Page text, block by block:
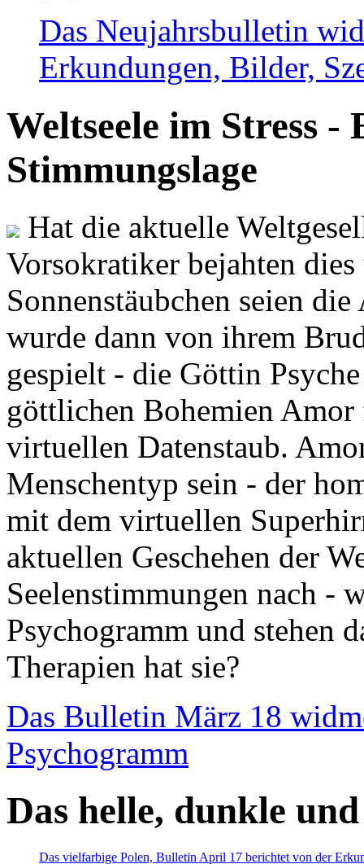
Das Neujahrsbulletin
Erkundungen, Bilder,
Weltseele im Stress -
Stimmungslage
Hat die aktuelle
Vorsokratiker bejahten
Sonnenstäubchen seien
wurde dann von ihrem
gespielt - die Göttin
göttlichen Bohemien
virtuellen Datenstaub.
Menschentyp sein - der
mit dem virtuellen
aktuellen Geschehen der
Seelenstimmungen nach -
Psychogramm und stehen
Therapien hat sie?
Das Bulletin März 18
Psychogramm
Das helle, dunkle
Das vielfarbige Polen, Bulletin April 17 berichtet von der